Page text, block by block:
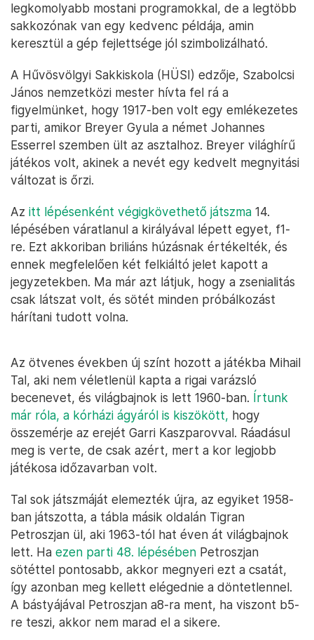
legkomolyabb mostani programokkal, de a legtöbb
sakkozónak van egy kedvenc példája, amin
keresztül a gép fejlettsége jól szimbolizálható.
A Hűvösvölgyi Sakkiskola (HÜSI) edzője, Szabolcsi
János nemzetközi mester hívta fel rá a
figyelmünket, hogy 1917-ben volt egy emlékezetes
parti, amikor Breyer Gyula a német Johannes
Esserrel szemben ült az asztalhoz. Breyer világhírű
játékos volt, akinek a nevét egy kedvelt megnyitási
változat is őrzi.
Az itt lépésenként végigkövethető játszma 14.
lépésében váratlanul a királyával lépett egyet, f1-
re. Ezt akkoriban briliáns húzásnak értékelték, és
ennek megfelelően két felkiáltó jelet kapott a
jegyzetekben. Ma már azt látjuk, hogy a zsenialitás
csak látszat volt, és sötét minden próbálkozást
hárítani tudott volna.
Az ötvenes években új színt hozott a játékba Mihail
Tal, aki nem véletlenül kapta a rigai varázsló
becenevet, és világbajnok is lett 1960-ban. Írtunk
már róla, a kórházi ágyáról is kiszökött, hogy
összemérje az erejét Garri Kaszparovval. Ráadásul
meg is verte, de csak azért, mert a kor legjobb
játékosa időzavarban volt.
Tal sok játszmáját elemezték újra, az egyiket 1958-
ban játszotta, a tábla másik oldalán Tigran
Petroszjan ül, aki 1963-tól hat éven át világbajnok
lett. Ha ezen parti 48. lépésében Petroszjan
sötéttel pontosabb, akkor megnyeri ezt a csatát,
így azonban meg kellett elégednie a döntetlennel.
A bástyájával Petroszjan a8-ra ment, ha viszont b5-
re teszi, akkor nem marad el a sikere.